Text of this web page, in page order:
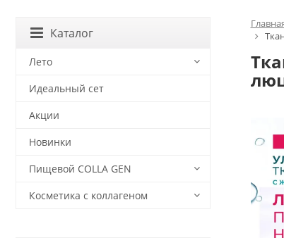
Каталог
Лето
Идеальный сет
Акции
Новинки
Пищевой COLLA GEN
Косметика с коллагеном